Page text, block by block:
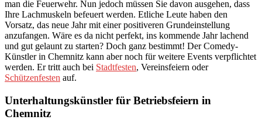
man die Feuerwehr. Nun jedoch müssen Sie davon ausgehen, dass
Ihre Lachmuskeln befeuert werden. Etliche Leute haben den
Vorsatz, das neue Jahr mit einer positiveren Grundeinstellung
anzufangen. Wäre es da nicht perfekt, ins kommende Jahr lachend
und gut gelaunt zu starten? Doch ganz bestimmt! Der Comedy-
Künstler in Chemnitz kann aber noch für weitere Events verpflichtet
werden. Er tritt auch bei Stadtfesten, Vereinsfeiern oder
Schützenfesten auf.
Unterhaltungskünstler für Betriebsfeiern in
Chemnitz